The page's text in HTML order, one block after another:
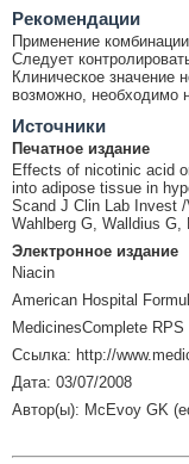
Рекомендации
Применение
Следует
Клиническое значение
возможно, необходимо
Источники
Печатное издание
Effects of nicotinic acid
into adipose tissue in
Scand J Clin Lab Invest
Wahlberg G, Walldius G,
Электронное издание
Niacin
American Hospital
MedicinesComplete
Ссылка: http://
Дата: 03/07/2008
Автор(ы): McEvoy GK